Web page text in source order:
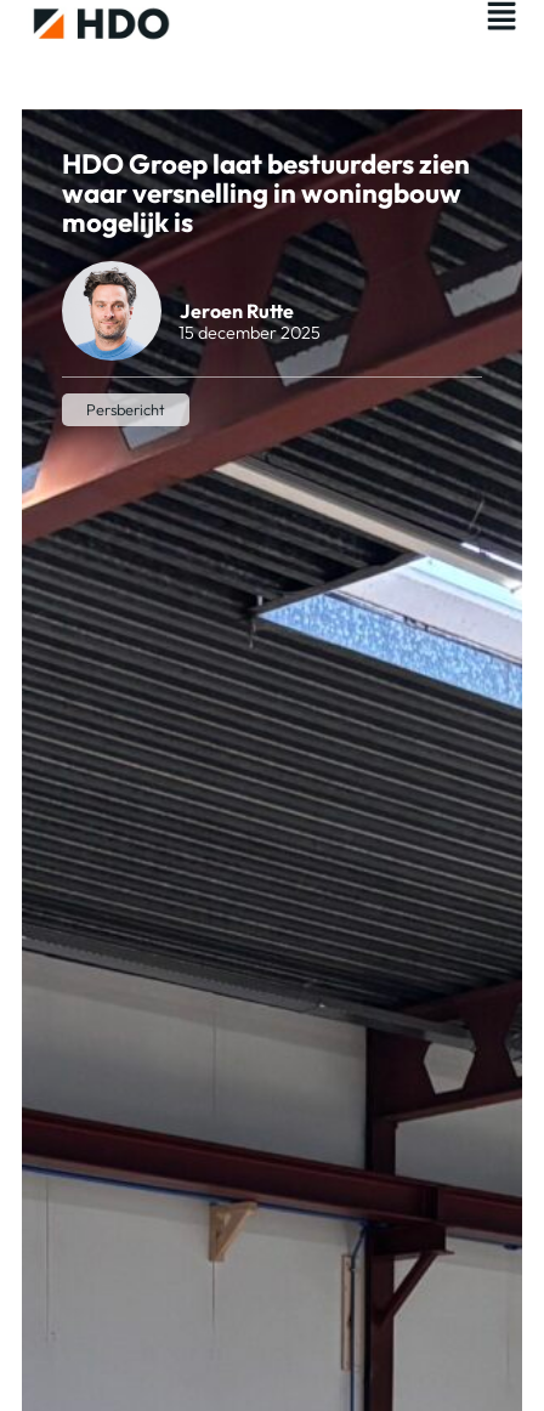
HDO Groep laat bestuurders zien
waar versnelling in woningbouw
mogelijk is
Jeroen Rutte
15 december 2025
Persbericht